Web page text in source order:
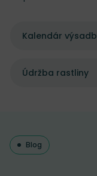
Kalendár
Údržba rastliny
Blog